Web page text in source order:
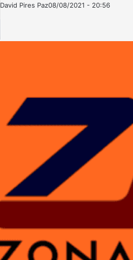
David Pires PazFollow
Mande
08/08/2021 - 20:56